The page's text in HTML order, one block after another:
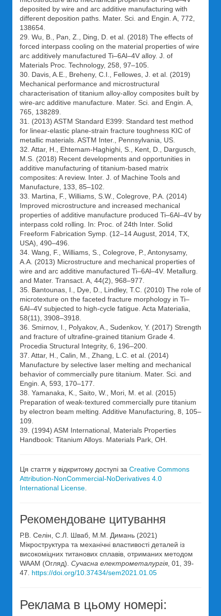
deposited by wire and arc additive manufacturing with
different deposition paths. Mater. Sci. and Engin. A, 772,
138654.
29. Wu, B., Pan, Z., Ding, D. et al. (2018) The effects of
forced interpass cooling on the material properties of wire
arc additively manufactured Ti–6Al–4V alloy. J. of
Materials Proc. Technology, 258, 97–105.
30. Davis, A.E., Breheny, C.I., Fellowes, J. et al. (2019)
Mechanical performance and microstructural
characterisation of titanium alloy-alloy composites built by
wire-arc additive manufacture. Mater. Sci. and Engin. A,
765, 138289.
31. (2013) ASTM Standard E399: Standard test method
for linear-elastic plane-strain fracture toughness KIС of
metallic materials. ASTM Inter., Pennsylvania, US.
32. Attar, H., Ehtemam-Haghighi, S., Kent, D., Dargusch,
M.S. (2018) Recent developments and opportunities in
additive manufacturing of titanium-based matrix
composites: A review. Inter. J. of Machine Tools and
Manufacture, 133, 85–102.
33. Martina, F., Williams, S.W., Colegrove, P.A. (2014)
Improved microstructure and increased mechanical
properties of additive manufacture produced Ti–6Al–4V by
interpass cold rolling. In: Proc. of 24th Inter. Solid
Freeform Fabrication Symp. (12–14 August, 2014, TX,
USA), 490–496.
34. Wang, F., Williams, S., Colegrove, P., Antonysamy,
A.A. (2013) Microstructure and mechanical properties of
wire and arc additive manufactured Ti–6Al–4V. Metallurg.
and Mater. Transact. A, 44(2), 968–977.
35. Bantounas, I., Dye, D., Lindley, T.C. (2010) The role of
microtexture on the faceted fracture morphology in Ti–
6Al–4V subjected to high-cycle fatigue. Acta Materialia,
58(11), 3908–3918.
36. Smirnov, I., Polyakov, A., Sudenkov, Y. (2017) Strength
and fracture of ultrafine-grained titanium Grade 4.
Procedia Structural Integrity, 6, 196–200.
37. Attar, H., Calin, M., Zhang, L.C. et al. (2014)
Manufacture by selective laser melting and mechanical
behavior of commercially pure titanium. Mater. Sci. and
Engin. A, 593, 170–177.
38. Yamanaka, K., Saito, W., Mori, M. et al. (2015)
Preparation of weak-textured commercially pure titanium
by electron beam melting. Additive Manufacturing, 8, 105–
109.
39. (1994) ASM International, Materials Properties
Handbook: Titanium Alloys. Materials Park, OH.
Ця стаття у відкритому доступі за Creative Commons
Attribution-NonCommercial-NoDerivatives 4.0
International License
Рекомендоване цитування
Р.В. Селін, С.Л. Шваб, М.М. Димань (2021)
Мікроструктура та механічні властивості деталей із
високоміцних титанових сплавів, отриманих методом
WAAM (Огляд). Сучасна електрометалургія , 01, 39-
47. https://doi.org/10.37434/sem2021.01.05
Реклама в цьому номері: